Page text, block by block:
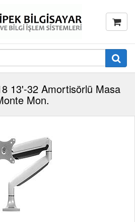
13'-32 Amortisörlü Masa
Mon.